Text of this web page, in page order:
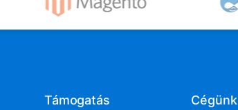
Támogatás Cégünk